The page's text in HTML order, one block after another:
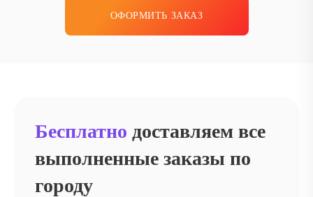
ОФОРМИТЬ ЗАКАЗ
Бесплатно доставляем все
выполненные заказы по
городу